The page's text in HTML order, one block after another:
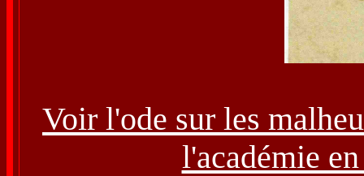
Voir l'ode sur les
l'académie